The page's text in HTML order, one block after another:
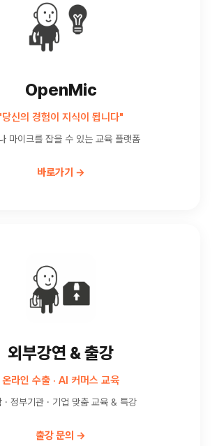
OpenMic
신의 경험이 지식이 됩니다"
마이크를 잡을 수 있는 교육 플랫폼
바로가기 →
외부강연 & 출강
온라인 수출 · AI 커머스 교육
· 정부기관 · 기업 맞춤 교육 & 특강
출강 문의 →